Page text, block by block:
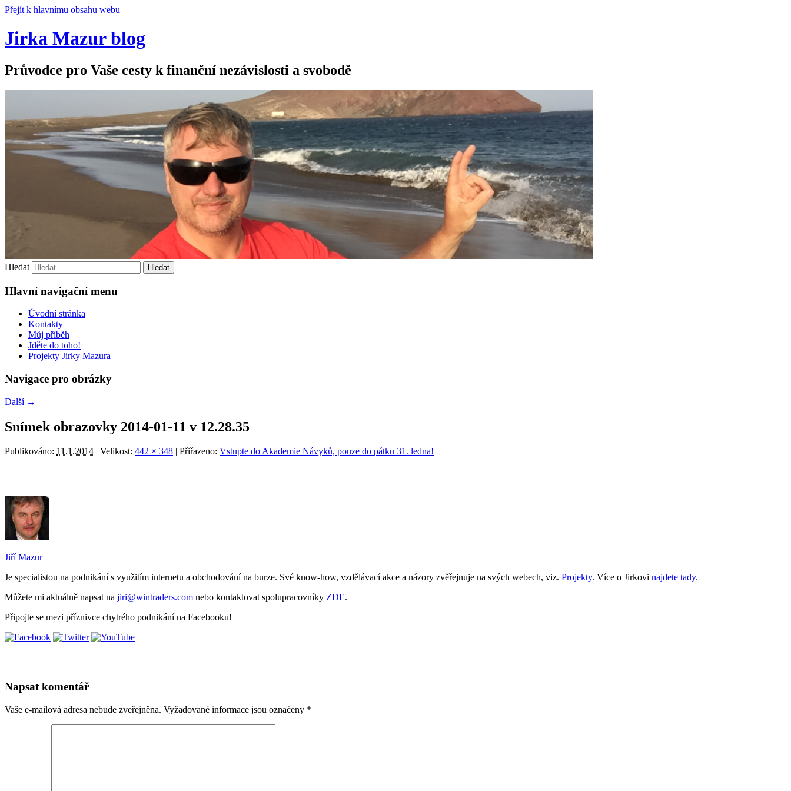
Přejít k hlavnímu obsahu webu
Jirka Mazur blog
Průvodce pro Vaše cesty k finanční nezávislosti a svobodě
Hledat
Hlavní navigační menu
Úvodní stránka
Kontakty
Můj příběh
Jděte do toho!
Projekty Jirky Mazura
Navigace pro obrázky
Další →
Snímek obrazovky 2014-01-11 v 12.28.35
Publikováno: 11.1.2014 | Velikost: 442 × 348 | Přiřazeno: Vstupte do Akademie Návyků, pouze do pátku 31. ledna!
Jiří Mazur
Je specialistou na podnikání s využitím internetu a obchodování na burze. Své know-how, vzdělávací akce a názory zvěřejnuje na svých webech, viz. Projekty. Více o Jirkovi najdete tady.
Můžete mi aktuálně napsat na jiri@wintraders.com nebo kontaktovat spolupracovníky ZDE.
Připojte se mezi příznivce chytrého podnikání na Facebooku!
Napsat komentář
Vaše e-mailová adresa nebude zveřejněna. Vyžadované informace jsou označeny *